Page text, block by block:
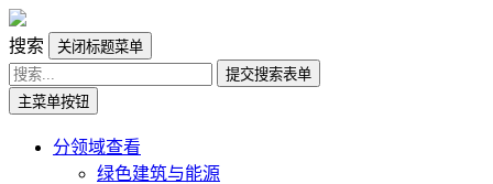
搜索
关闭标题菜单
提交搜索表单
主菜单按钮
分领域查看
绿色建筑与能源